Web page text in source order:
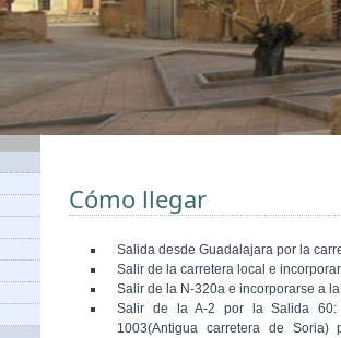
Cómo llegar
Salida desde Guadalajara por la
Salir de la carretera local e
Salir de la N-320a e incorporarse a la
Salir de la A-2 por la Salida 60:
1003(Antigua carretera de